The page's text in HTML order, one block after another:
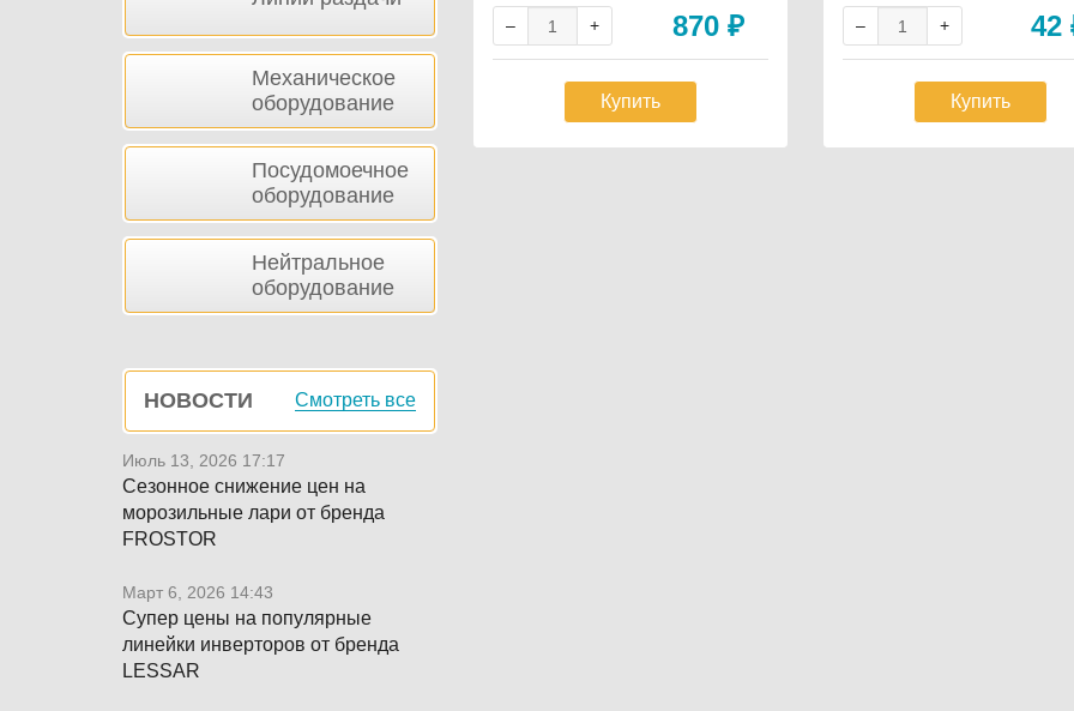
870 ₽
Купить
42
Купить
Механическое
оборудование
Посудомоечное
оборудование
Нейтральное
оборудование
НОВОСТИ Смотреть все
Июль 13, 2026 17:17
Сезонное снижение цен на
морозильные лари от бренда
FROSTOR
Март 6, 2026 14:43
Супер цены на популярные
линейки инверторов от бренда
LESSAR